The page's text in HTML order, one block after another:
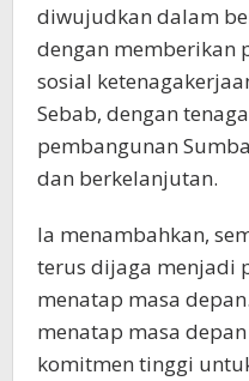
diwujudkan dalam
dengan memberikan
sosial
Sebab, dengan
pembangunan
dan berkelanjutan.
Ia menambahkan,
terus dijaga menjadi
menatap masa
menatap masa
komitmen tinggi